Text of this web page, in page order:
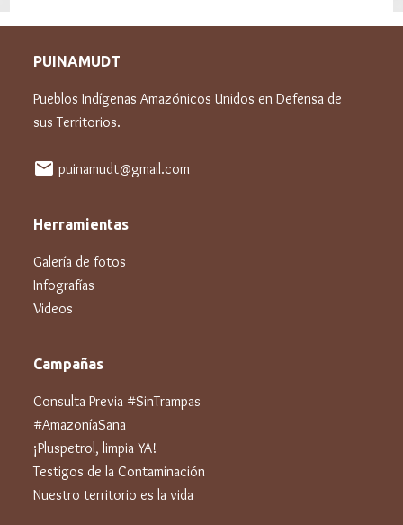
PUINAMUDT
Pueblos Indígenas Amazónicos Unidos en Defensa de
sus Territorios.
mail puinamudt@gmail.com
Herramientas
Galería de fotos
Infografías
Videos
Campañas
Consulta Previa #SinTrampas
#AmazoníaSana
¡Pluspetrol, limpia YA!
Testigos de la Contaminación
Nuestro territorio es la vida